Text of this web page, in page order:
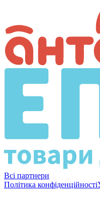
Всі партнери
Політика конфіденційності